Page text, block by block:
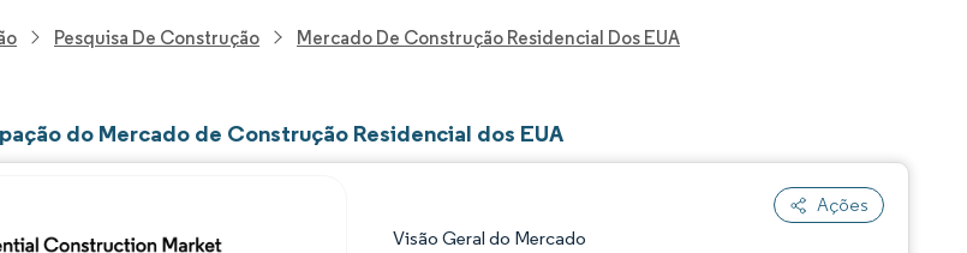
Pesquisa De Construção Mercado De Construção Residencial Dos EUA
do Mercado de Construção Residencial dos EUA
Ações
Visão Geral do Mercado